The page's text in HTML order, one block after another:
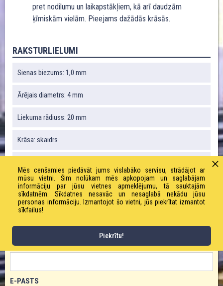
pret nodilumu un laikapstākļiem, kā arī daudzām
ķīmiskām vielām. Pieejams dažādās krāsās.
RAKSTURLIELUMI
Sienas biezums: 1,0 mm
Ārējais diametrs: 4 mm
Liekuma rādiuss: 20 mm
Krāsa: skaidrs
Darba spiediens: 30 bāri
VĀRDS
E-PASTS
Mēs cenšamies piedāvāt jums vislabāko servisu, strādājot ar
mūsu vietni. Šim nolūkam mēs apkopojam un saglabājam
informāciju par jūsu vietnes apmeklējumu, tā sauktajām
sīkdatnēm. Sīkdatnes nesavāc un nesaglabā nekādu jūsu
personas informāciju. Izmantojot šo vietni, jūs piekrītat izmantot
sīkfailus!
Piekrītu!